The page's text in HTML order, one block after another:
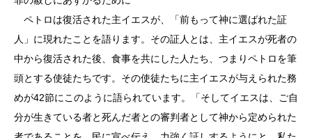
ペトロは復活された主イエスが、「前もって神に選ばれた証
人」に現れたことを語ります。その証人とは、主イエスが死者の
中から復活された後、食事を共にした人たち、つまりペトロを筆
頭とする使徒たちです。その使徒たちに主イエスが与えられた務
めが42節にこのように語られています。「そしてイエスは、ご自
分が生きている者と死んだ者との審判者として神から定められた